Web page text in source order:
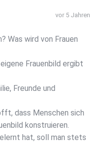
vor 5 Jahren
Was wird von Frauen
Frauenbild ergibt
Freunde und
dass Menschen sich
konstruieren.
hat, soll man stets